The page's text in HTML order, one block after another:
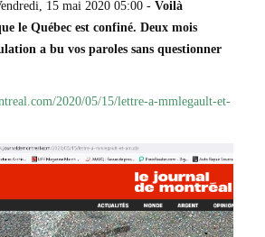
Doyon
Côté
15 mai 2020 05:00 - Voilà
le Québec est confiné. Deux mois
a bu vos paroles sans questionner
2020/05/15/lettre-a-mmlegault-et-